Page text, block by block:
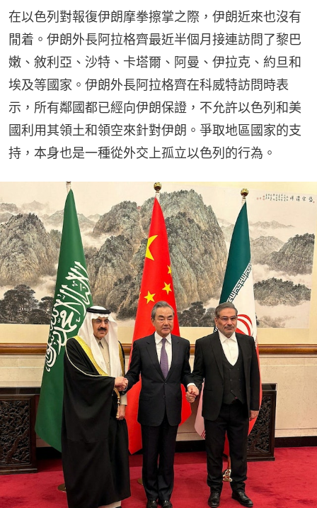
在以色列對報復伊朗摩拳擦掌之際，伊朗近來也沒有
閒着。伊朗外長阿拉格齊最近半個月接連訪問了黎巴
嫩、敘利亞、沙特、卡塔爾、阿曼、伊拉克、約旦和
埃及等國家。伊朗外長阿拉格齊在科威特訪問時表
示，所有鄰國都已經向伊朗保證，不允許以色列和美
國利用其領土和領空來針對伊朗。爭取地區國家的支
持，本身也是一種從外交上孤立以色列的行為。